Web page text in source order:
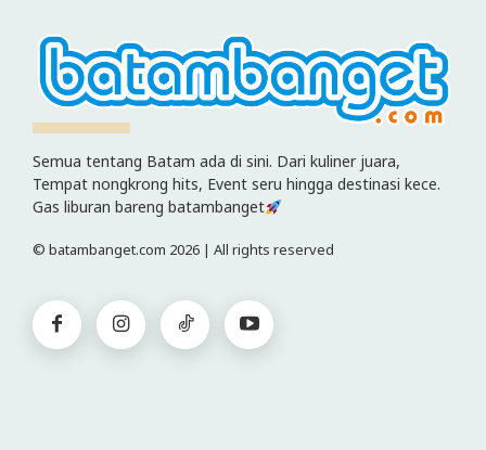
Semua tentang Batam ada di sini. Dari kuliner juara,
Tempat nongkrong hits, Event seru hingga destinasi kece.
Gas liburan bareng batambanget
© batambanget.com 2026 | All rights reserved